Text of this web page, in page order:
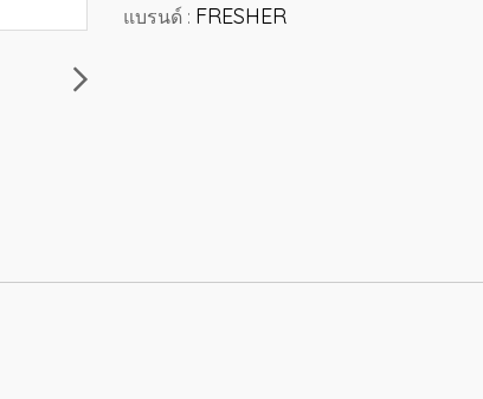
แบรนด์ : FRESHER